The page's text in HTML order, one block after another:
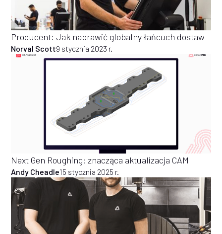
Producent: Jak naprawić globalny łańcuch dostaw
Norval Scott9 stycznia 2023 r.
Next Gen Roughing: znacząca aktualizacja CAM
Andy Cheadle15 stycznia 2025 r.